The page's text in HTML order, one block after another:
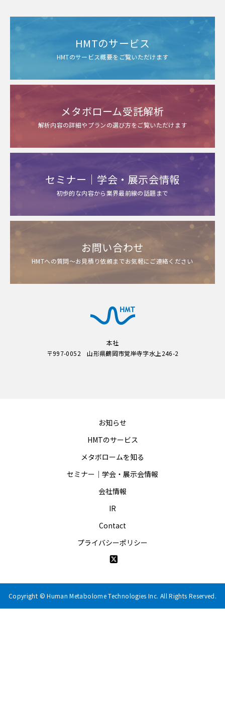
未利用資源の活用と世界初
HMTのサービス
HMTのサービス概要をご覧いただけます
メタボローム受託解析
解析内容の詳細やプランの選び方をご覧いただけます
セミナー｜学会・展示会情報
初歩的な内容から業界最前線の話題まで
お問い合わせ
HMTへの質問～お見積り依頼までお気軽にご連絡ください
本社
〒997-0052 山形県鶴岡市覚岸寺字水上246-2
お知らせ
HMTのサービス
メタボロームを知る
セミナー｜学会・展示会情報
会社情報
IR
Contact
プライバシーポリシー
Copyright © Human Metabolome Technologies Inc. All Rights Reserved.